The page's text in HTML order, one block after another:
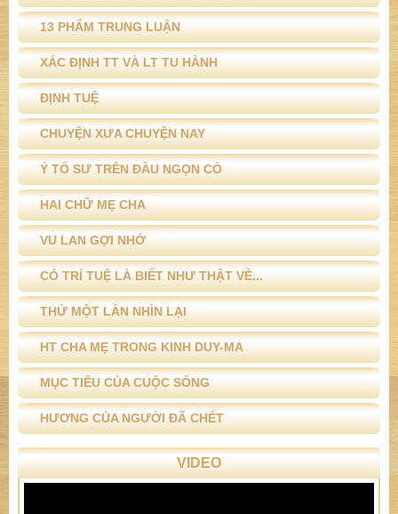
13 PHẨM TRUNG LUẬN
XÁC ĐỊNH TT VÀ LT TU HÀNH
ĐỊNH TUỆ
CHUYỆN XƯA CHUYỆN NAY
Ý TỔ SƯ TRÊN ĐẦU NGỌN CỎ
HAI CHỮ MẸ CHA
VU LAN GỢI NHỚ
CÓ TRÍ TUỆ LÀ BIẾT NHƯ THẬT VỀ...
THỬ MỘT LẦN NHÌN LẠI
HT CHA MẸ TRONG KINH DUY-MA
MỤC TIÊU CỦA CUỘC SỐNG
HƯƠNG CỦA NGƯỜI ĐÃ CHẾT
VIDEO